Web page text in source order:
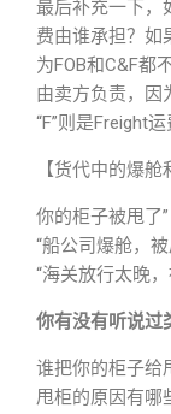
最后补充一下，
费由谁承担？如
为FOB和C&F都
由卖方负责，因
“F”则是Freight
【货代中的爆舱
你的柜子被甩了”
“船公司爆舱，被
“海关放行太晚
你有没有听说过
谁把你的柜子给
甩柜的原因有哪